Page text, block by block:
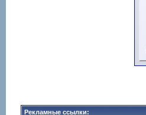
Рекламные ссылки: